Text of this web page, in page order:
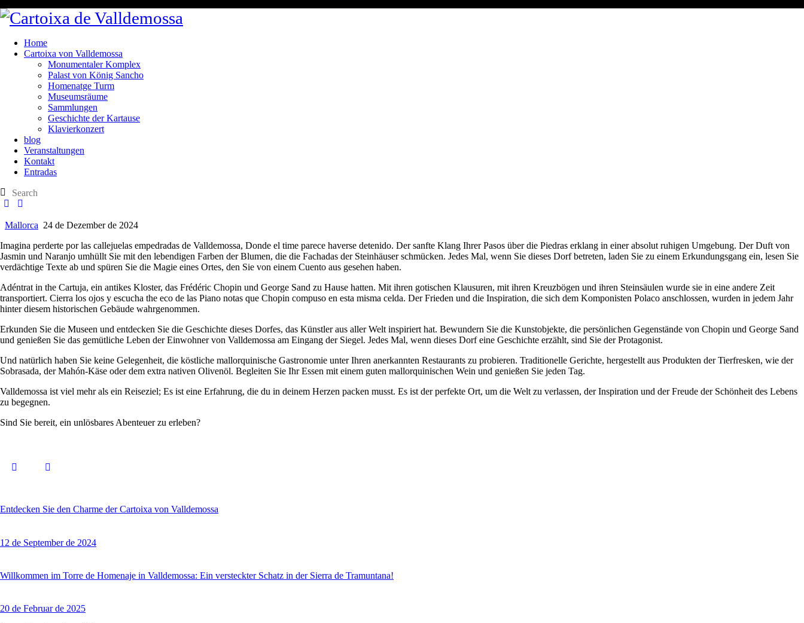
Home
Cartoixa von Valldemossa
Monumentaler Komplex
Palast von König Sancho
Homenatge Turm
Museumsräume
Sammlungen
Geschichte der Kartause
Klavierkonzert
blog
Veranstaltungen
Kontakt
Entradas
Mallorca 24 de Dezember de 2024
Imagina perderte por las callejuelas empedradas de Valldemossa, Donde el time parece haverse detenido. Der sanfte Klang Ihrer Pasos über die Piedras erklang in einer absolut ruhigen Umgebung. Der Duft von
Jasmin und Naranjo umhüllt Sie mit den lebendigen Farben der Blumen, die die Fachadas der Steinhäuser schmücken. Jedes Mal, wenn Sie dieses Dorf betreten, laden Sie zu einem Erkundungsgang ein, lesen Sie
verdächtige Texte ab und spüren Sie die Magie eines Ortes, den Sie von einem Cuento aus gesehen haben.
Adéntrat in the Cartuja, ein antikes Kloster, das Frédéric Chopin und George Sand zu Hause hatten. Mit ihren gotischen Klausuren, mit ihren Kreuzbögen und ihren Steinsäulen wurde sie in eine andere Zeit
transportiert. Cierra los ojos y escucha the eco de las Piano notas que Chopin compuso en esta misma celda. Der Frieden und die Inspiration, die sich dem Komponisten Polaco anschlossen, wurden in jedem Jahr
hinter diesem historischen Gebäude wahrgenommen.
Erkunden Sie die Museen und entdecken Sie die Geschichte dieses Dorfes, das Künstler aus aller Welt inspiriert hat. Bewundern Sie die Kunstobjekte, die persönlichen Gegenstände von Chopin und George Sand
und genießen Sie das gemütliche Leben der Einwohner von Valldemossa am Eingang der Siegel. Jedes Mal, wenn dieses Dorf eine Geschichte erzählt, sind Sie der Protagonist.
Und natürlich haben Sie keine Gelegenheit, die köstliche mallorquinische Gastronomie unter Ihren anerkannten Restaurants zu probieren. Traditionelle Gerichte, hergestellt aus Produkten der Tierfresken, wie der
Sobrasada, der Mahón-Käse oder dem extra nativen Olivenöl. Begleiten Sie Ihr Essen mit einem guten mallorquinischen Wein und genießen Sie jeden Tag.
Valldemossa ist viel mehr als ein Reiseziel; Es ist eine Erfahrung, die du in deinem Herzen packen musst. Es ist der perfekte Ort, um die Welt zu verlassen, der Inspiration und der Freude der Schönheit des Lebens
zu begegnen.
Sind Sie bereit, ein unlösbares Abenteuer zu erleben?
Entdecken Sie den Charme der Cartoixa von Valldemossa
12 de September de 2024
Willkommen im Torre de Homenaje in Valldemossa: Ein versteckter Schatz in der Sierra de Tramuntana!
20 de Februar de 2025